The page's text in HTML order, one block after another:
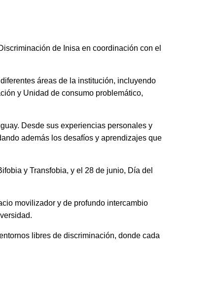
de Inisa en coordinación con el
áreas de la institución, incluyendo
y Unidad de consumo problemático,
Desde sus experiencias personales y
además los desafíos y aprendizajes que
y Transfobia, y el 28 de junio, Día del
movilizador y de profundo intercambio
libres de discriminación, donde cada